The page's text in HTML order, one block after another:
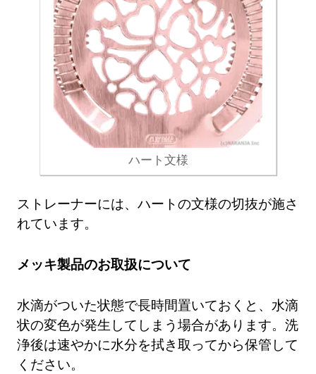
ハート文様
ストレーナーには、ハートの文様の切抜が施さ
れています。
メッキ製品のお取扱について
水滴がついた状態で長時間置いておくと、水滴
状の変色が発生してしまう場合があります。洗
浄後は速やかに水分を拭き取ってから保管して
ください。